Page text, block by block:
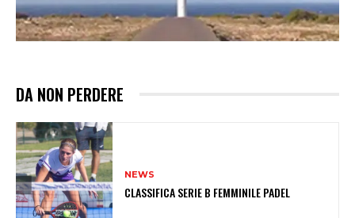
DA NON PERDERE
NEWS
CLASSIFICA SERIE B FEMMINILE PADEL